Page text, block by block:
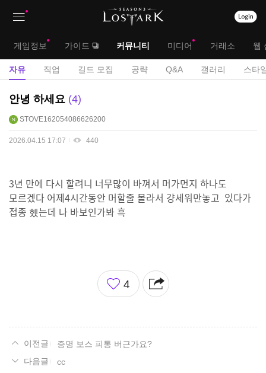
대
메
게임정보 가이드 커뮤니티 미디어 거래소 웹
서
자유 직업 길드 모집 공략 Q&A 갤러리 스타
자
게
안녕 하세요 4
STOVE162054086626200
2026.04.15 17:07 440
3년 만에 다시 할려니 너무많이 바껴서 머가먼지 하나도
모르겠다 어제4시간동안 머할줄 몰라서 걍세워만놓고 있다가
접종 헸는데 나 바보인가봐 흑
좋
아
4
증명 보스 피통 버근가요?
cc